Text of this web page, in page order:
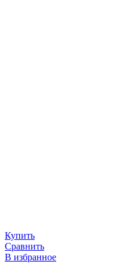
Купить
Сравнить
В избранное